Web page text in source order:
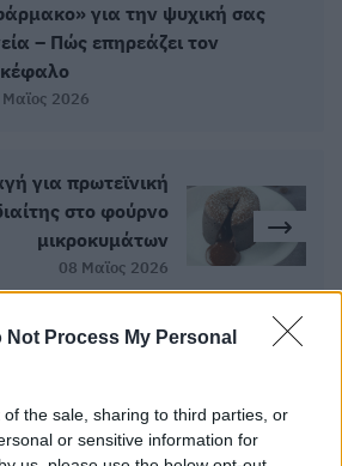
Not Process My Personal
the sale, sharing to third parties, or
or sensitive information for
για την ψυχική σας
– Πώς επηρεάζει τον
2026
για πρωτεϊνική
στο φούρνο
μικροκυμάτων
08 Μαϊος 2026
ΑΡΘΡΑ